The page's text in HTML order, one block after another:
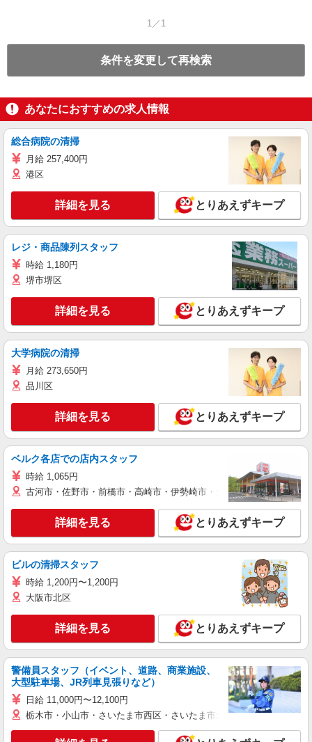
1／1
条件を変更して再検索
あなたにおすすめの求人情報
総合病院の清掃
月給 257,400円
港区
詳細を見る とりあえずキープ
レジ・商品陳列スタッフ
時給 1,180円
堺市堺区
詳細を見る とりあえずキープ
大学病院の清掃
月給 273,650円
品川区
詳細を見る とりあえずキープ
ベルク各店での店内スタッフ
時給 1,065円
古河市・佐野市・前橋市・高崎市・伊勢崎市・太田市・館林市・藤
詳細を見る とりあえずキープ
ビルの清掃スタッフ
時給 1,200円〜1,200円
大阪市北区
詳細を見る とりあえずキープ
警備員スタッフ（イベント、道路、商業施設、
大型駐車場、JR列車見張りなど）
日給 11,000円〜12,100円
栃木市・小山市・さいたま市西区・さいたま市岩槻区・久喜市・蓮田